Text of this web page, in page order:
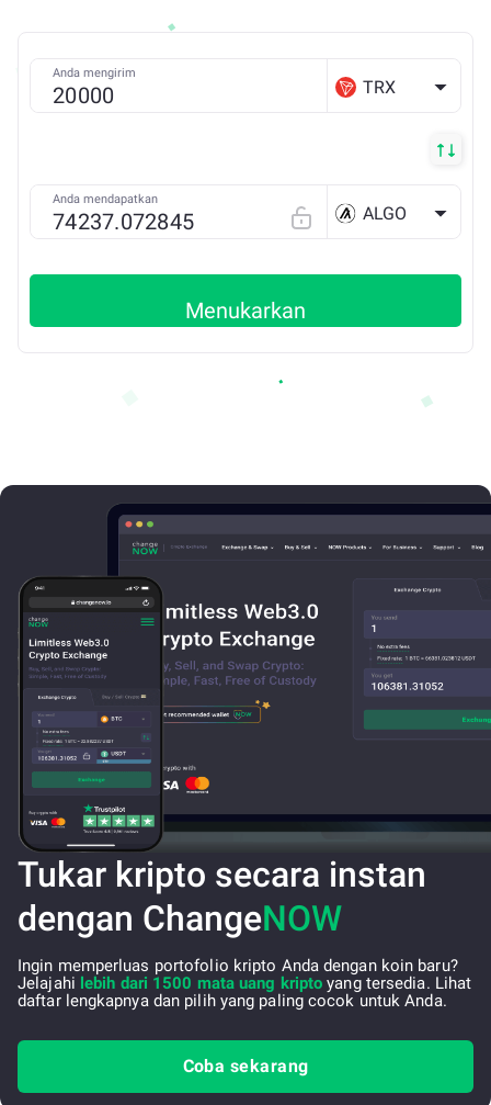
Anda mengirim
TRX
Anda mendapatkan
ALGO
Menukarkan
Tukar kripto secara instan
dengan ChangeNOW
Ingin memperluas portofolio kripto Anda dengan koin baru?
Jelajahi lebih dari 1500 mata uang kripto yang tersedia. Lihat
daftar lengkapnya dan pilih yang paling cocok untuk Anda.
Coba sekarang